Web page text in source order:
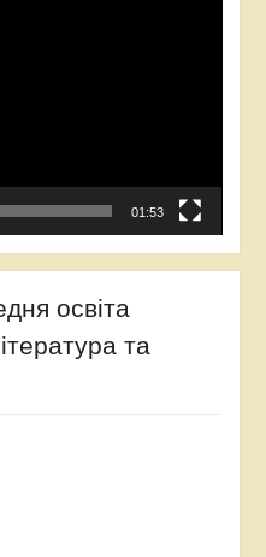
01:53
освіта
та